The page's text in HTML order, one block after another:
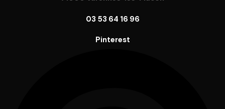
03 53 64 16 96
Pinterest